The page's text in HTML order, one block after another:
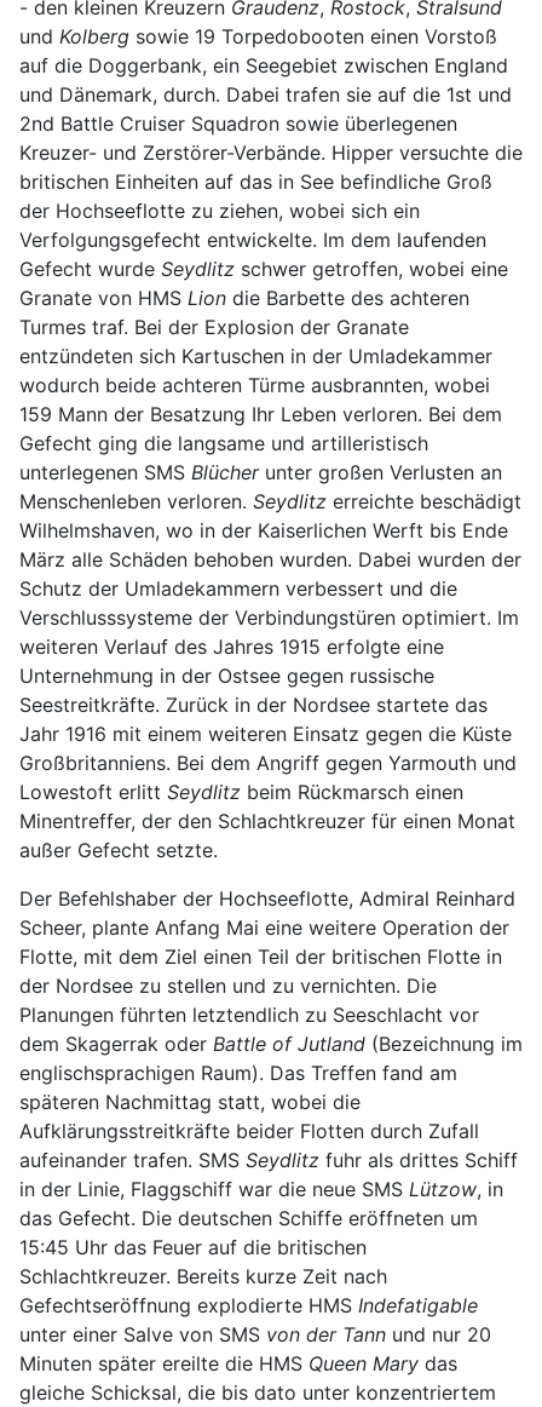
- den kleinen Kreuzern Graudenz, Rostock, Stralsund
und Kolberg sowie 19 Torpedobooten einen Vorstoß
auf die Doggerbank, ein Seegebiet zwischen England
und Dänemark, durch. Dabei trafen sie auf die 1st und
2nd Battle Cruiser Squadron sowie überlegenen
Kreuzer- und Zerstörer-Verbände. Hipper versuchte die
britischen Einheiten auf das in See befindliche Groß
der Hochseeflotte zu ziehen, wobei sich ein
Verfolgungsgefecht entwickelte. Im dem laufenden
Gefecht wurde Seydlitz schwer getroffen, wobei eine
Granate von HMS Lion die Barbette des achteren
Turmes traf. Bei der Explosion der Granate
entzündeten sich Kartuschen in der Umladekammer
wodurch beide achteren Türme ausbrannten, wobei
159 Mann der Besatzung Ihr Leben verloren. Bei dem
Gefecht ging die langsame und artilleristisch
unterlegenen SMS Blücherunter großen Verlusten an
Menschenleben verloren. Seydlitz erreichte beschädigt
Wilhelmshaven, wo in der Kaiserlichen Werft bis Ende
März alle Schäden behoben wurden. Dabei wurden der
Schutz der Umladekammern verbessert und die
Verschlusssysteme der Verbindungstüren optimiert. Im
weiteren Verlauf des Jahres 1915 erfolgte eine
Unternehmung in der Ostsee gegen russische
Seestreitkräfte. Zurück in der Nordsee startete das
Jahr 1916 mit einem weiteren Einsatz gegen die Küste
Großbritanniens. Bei dem Angriff gegen Yarmouth und
Lowestoft erlitt Seydlitz beim Rückmarsch einen
Minentreffer, der den Schlachtkreuzer für einen Monat
außer Gefecht setzte.
Der Befehlshaber der Hochseeflotte, Admiral Reinhard
Scheer, plante Anfang Mai eine weitere Operation der
Flotte, mit dem Ziel einen Teil der britischen Flotte in
der Nordsee zu stellen und zu vernichten. Die
Planungen führten letztendlich zu Seeschlacht vor
dem Skagerrak oder Battle of Jutland (Bezeichnung im
englischsprachigen Raum). Das Treffen fand am
späteren Nachmittag statt, wobei die
Aufklärungsstreitkräfte beider Flotten durch Zufall
aufeinander trafen. SMS Seydlitz fuhr als drittes Schiff
in der Linie, Flaggschiff war die neue SMS Lützow, in
das Gefecht. Die deutschen Schiffe eröffneten um
15:45 Uhr das Feuer auf die britischen
Schlachtkreuzer. Bereits kurze Zeit nach
Gefechtseröffnung explodierte HMS Indefatigable
unter einer Salve von SMS von der Tann und nur 20
Minuten später ereilte die HMS Queen Mary das
gleiche Schicksal, die bis dato unter konzentriertem